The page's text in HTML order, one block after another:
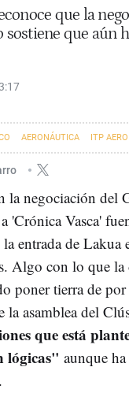
que la
sostiene que aún
AERONÁUTICA ITP AERO
la negociación del
'Crónica Vasca'
la entrada de
Algo con lo que
poner tierra de
la asamblea del
que está
lógicas" aunque